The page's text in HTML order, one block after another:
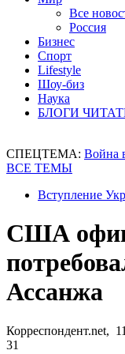
Все
Россия
Бизнес
Спорт
Lifestyle
Шоу-биз
Наука
БЛОГИ
СПЕЦТЕМА: Война
ВСЕ ТЕМЫ
Вступление
США
Ассанжа
Корреспондент.net,
31